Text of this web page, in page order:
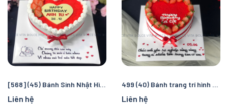
[568] (45) Bánh Sinh Nhật Hình Trái Tim Tặng Vợ/Chồng
Liên hệ
499 (40) Bánh trang trí hình trái tim đỏ
Liên hệ